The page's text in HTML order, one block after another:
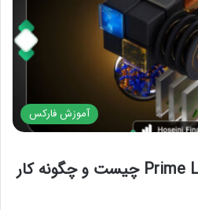
آموزش فارکس
اندیکاتور Prime Levels Black چیست و چگونه کار